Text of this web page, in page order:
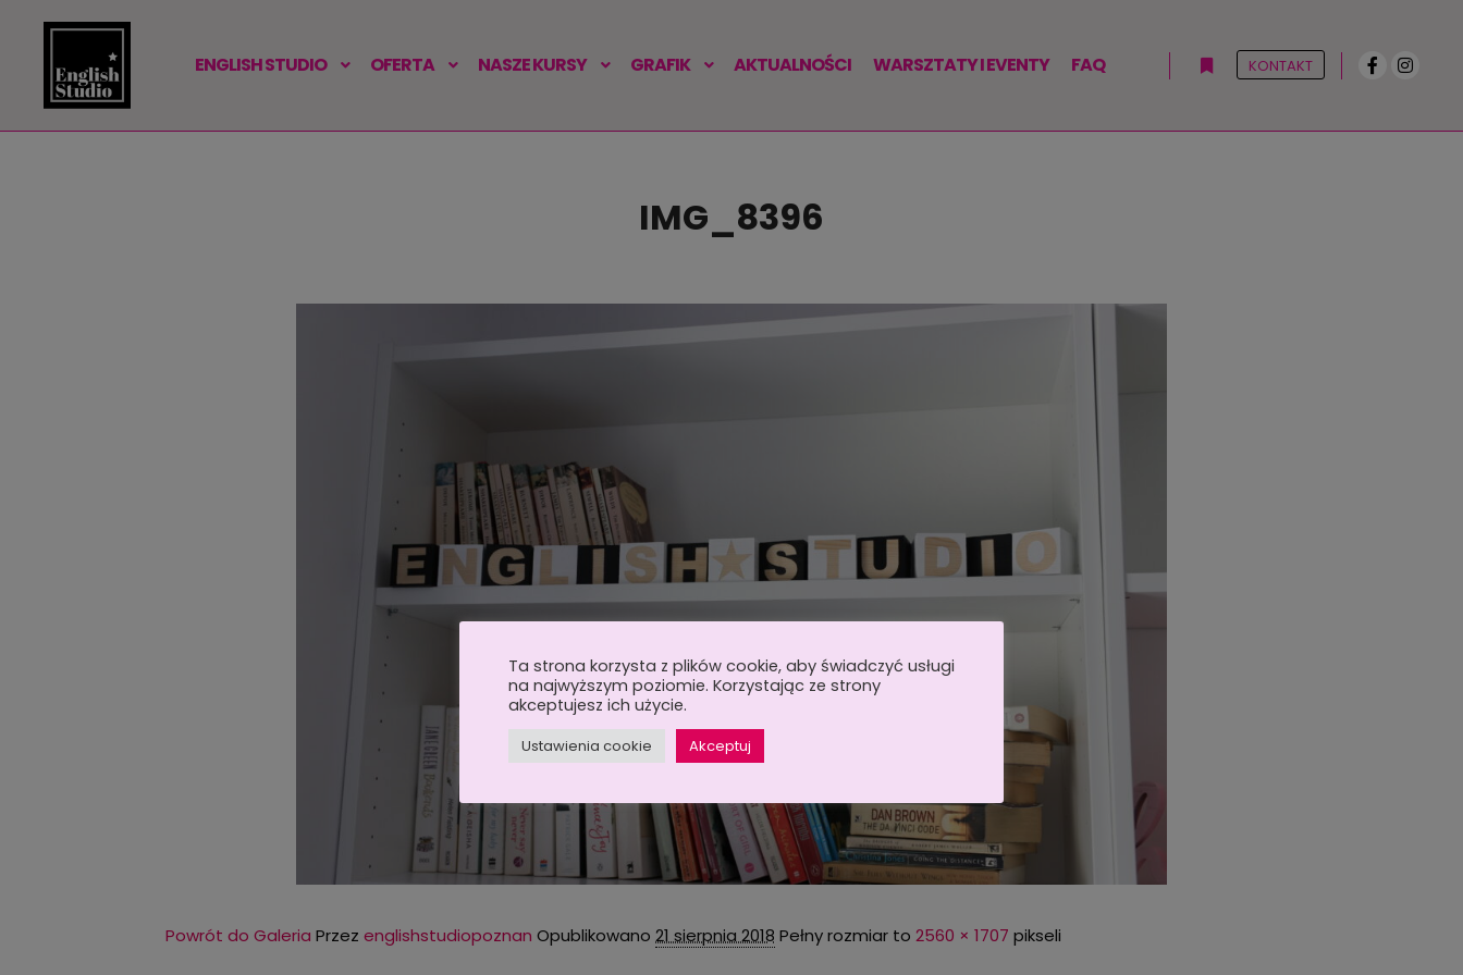
ENGLISH STUDIO OFERTA NASZE KURSY GRAFIK AKTUALNOŚCI WARSZTATY I EVENTY FAQ KONTAKT
IMG_8396
Powrót do Galeria Przez englishstudiopoznan Opublikowano 21 sierpnia 2018 Pełny rozmiar to 2560 × 1707 pikseli
Ta strona korzysta z plików cookie, aby świadczyć usługi
na najwyższym poziomie. Korzystając ze strony
akceptujesz ich użycie.
Ustawienia cookie Akceptuj